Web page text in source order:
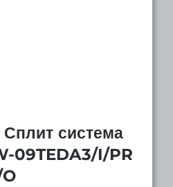
система
09TEDA3/I/PR